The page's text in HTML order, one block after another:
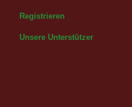
Registrieren
Unsere Unterstützer